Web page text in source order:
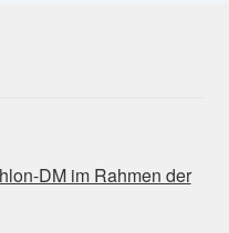
DM im Rahmen der